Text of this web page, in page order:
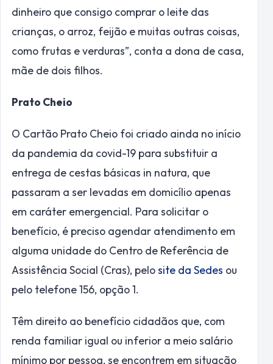
dinheiro que consigo comprar o leite das
crianças, o arroz, feijão e muitas outras coisas,
como frutas e verduras”, conta a dona de casa,
mãe de dois filhos.
Prato Cheio
O Cartão Prato Cheio foi criado ainda no início
da pandemia da covid-19 para substituir a
entrega de cestas básicas in natura, que
passaram a ser levadas em domicílio apenas
em caráter emergencial. Para solicitar o
benefício, é preciso agendar atendimento em
alguma unidade do Centro de Referência de
Assistência Social (Cras), pelosite da Sedes ou
pelo telefone 156, opção 1.
Têm direito ao benefício cidadãos que, com
renda familiar igual ou inferior a meio salário
mínimo por pessoa, se encontrem em situação